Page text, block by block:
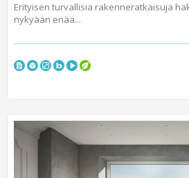
Erityisen turvallisia rakenneratkaisuja
nykyään enää...